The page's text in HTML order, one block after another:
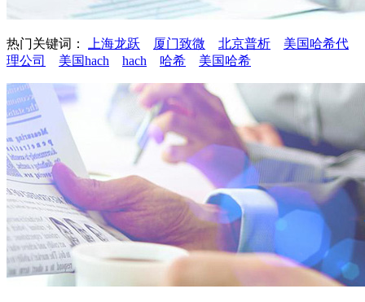
热门关键词： 上海龙跃 厦门致微 北京普析
美国哈希代
理公司
美国hach hach 哈希 美国哈希